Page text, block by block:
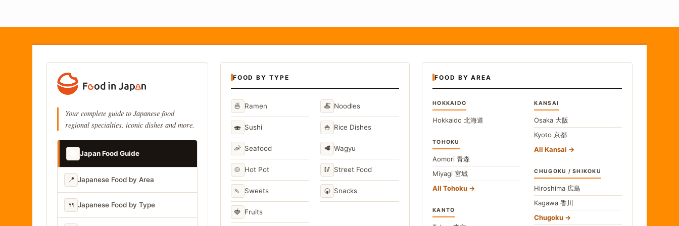
Your complete guide to Japanese food
regional specialties, iconic dishes and more.
Japan Food Guide
📍 Japanese Food by Area
🍴 Japanese Food by Type
FOOD BY TYPE
🍜 Ramen 🍝 Noodles
🍣 Sushi 🍚 Rice Dishes
🦐 Seafood 🥩 Wagyu
🍲 Hot Pot 🥢 Street Food
🍡 Sweets 🍘 Snacks
🍓 Fruits
FOOD BY AREA
HOKKAIDO
Hokkaido 北海道
TOHOKU
Aomori 青森
Miyagi 宮城
All Tohoku
KANTO
KANSAI
Osaka 大阪
Kyoto京都
All Kansai
CHUGOKU / SHIKOKU
Hiroshima 広島
Kagawa香川
Chugoku